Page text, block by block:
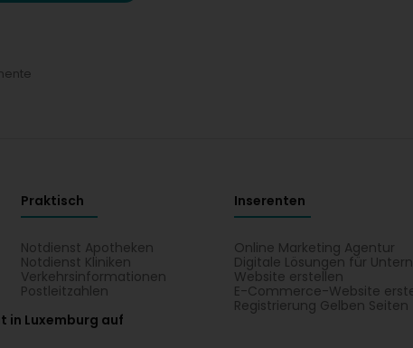
Praktisch
Notdienst Apotheken
Notdienst Kliniken
Verkehrsinformationen
Postleitzahlen
Inserenten
Online Marketing Agentur
Digitale Lösungen für
Website erstellen
E-Commerce-Website
Registrierung Gelben Seiten
in Luxemburg auf